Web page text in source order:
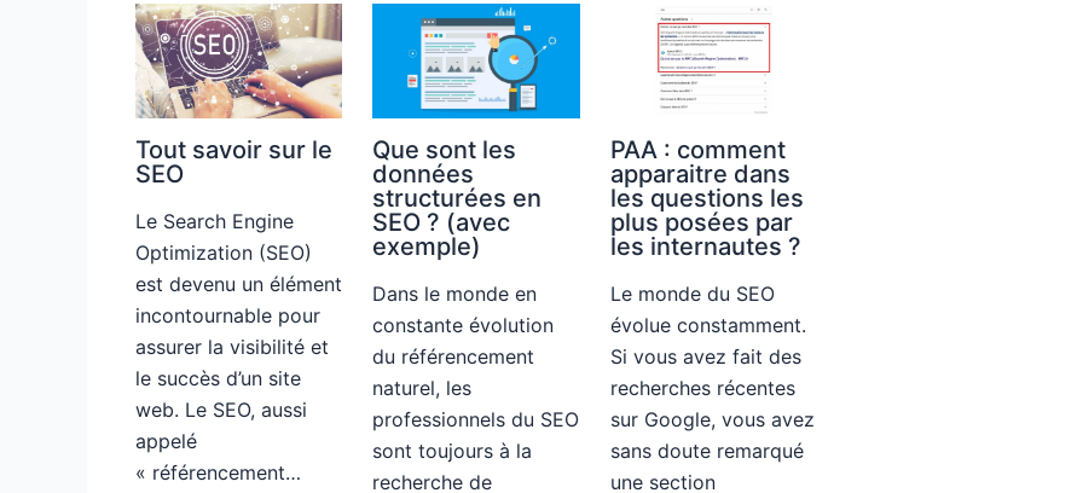
Tout savoir sur le
SEO
Le Search Engine
Optimization (SEO)
est devenu un élément
incontournable pour
assurer la visibilité et
le succès d’un site
web. Le SEO, aussi
appelé
« référencement…
Que sont les
données
structurées en
SEO ? (avec
exemple)
Dans le monde en
constante évolution
du référencement
naturel, les
professionnels du SEO
sont toujours à la
recherche de
PAA : comment
apparaitre dans
les questions les
plus posées par
les internautes ?
Le monde du SEO
évolue constamment.
Si vous avez fait des
recherches récentes
sur Google, vous avez
sans doute remarqué
une section